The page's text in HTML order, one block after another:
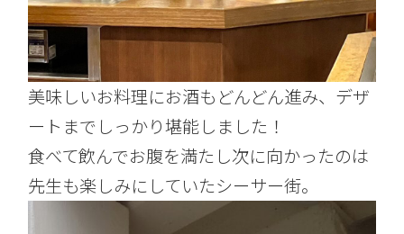
美味しいお料理にお酒もどんどん進み、デザ
ートまでしっかり堪能しました！
食べて飲んでお腹を満たし次に向かったのは
先生も楽しみにしていたシーサー街。